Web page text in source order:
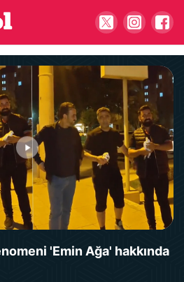
'Emin Ağa' hakkında
şekilleniyor